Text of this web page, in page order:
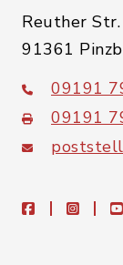
Reuther Str.
91361
09191
09191
facebook